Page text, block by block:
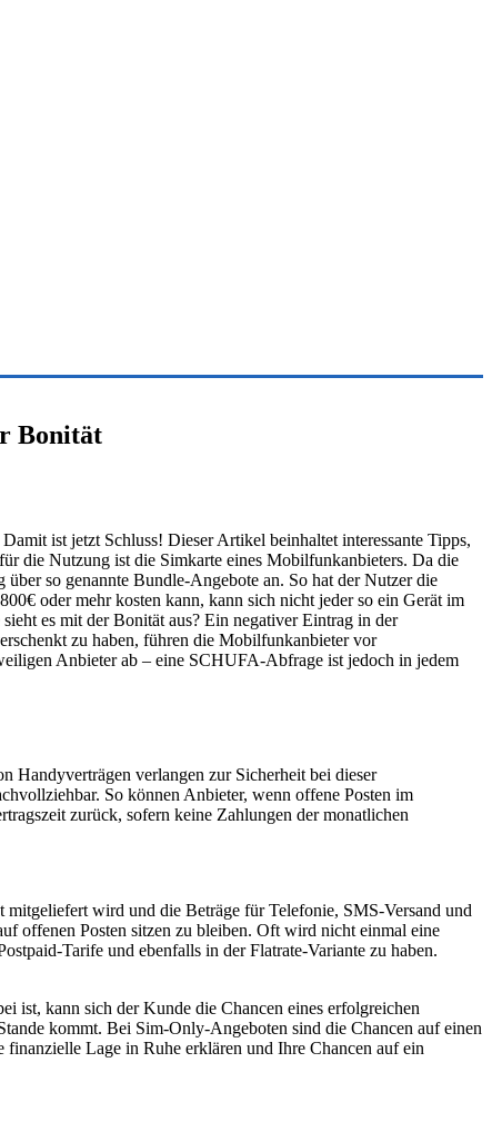
Bonität
ist jetzt Schluss! Dieser Artikel beinhaltet interessante Tipps,
die Nutzung ist die Simkarte eines Mobilfunkanbieters. Da die
so genannte Bundle-Angebote an. So hat der Nutzer die
oder mehr kosten kann, kann sich nicht jeder so ein Gerät im
es mit der Bonität aus? Ein negativer Eintrag in der
zu haben, führen die Mobilfunkanbieter vor
Anbieter ab – eine SCHUFA-Abfrage ist jedoch in jedem
Handyverträgen verlangen zur Sicherheit bei dieser
So können Anbieter, wenn offene Posten im
zurück, sofern keine Zahlungen der monatlichen
wird und die Beträge für Telefonie, SMS-Versand und
offenen Posten sitzen zu bleiben. Oft wird nicht einmal eine
Tarife und ebenfalls in der Flatrate-Variante zu haben.
ist, kann sich der Kunde die Chancen eines erfolgreichen
kommt. Bei Sim-Only-Angeboten sind die Chancen auf einen
Lage in Ruhe erklären und Ihre Chancen auf ein